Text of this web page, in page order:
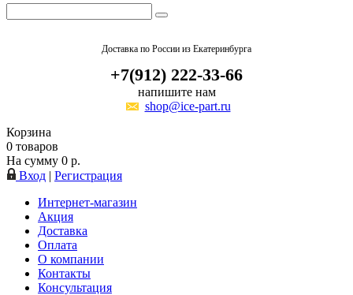
Доставка по России из Екатеринбурга
+7(912) 222-33-66
напишите нам
shop@ice-part.ru
Корзина
0 товаров
На сумму 0 р.
Вход | Регистрация
Интернет-магазин
Акция
Доставка
Оплата
О компании
Контакты
Консультация